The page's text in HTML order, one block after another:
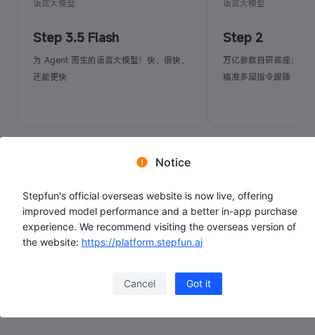
语言大模型
Step 3.5 Flash
为 Agent 而生的语言大模型！快，很快，
还能更快
语言大模型
Step 2
万亿参数自研底座；深
精准多层指令跟随
文档中心 了解定价
Notice
Stepfun's official overseas website is now live, offering
improved model performance and a better in-app purchase
experience. We recommend visiting the overseas version of
the website: https://platform.stepfun.ai
Cancel Got it